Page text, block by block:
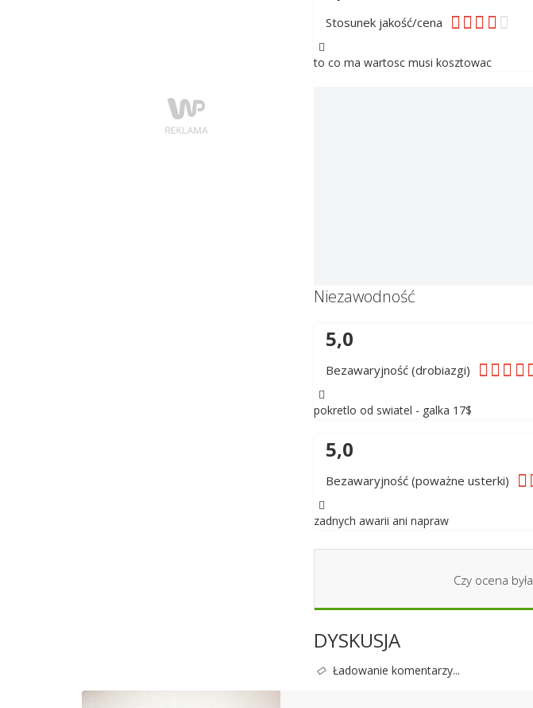
Stosunek jakość/cena
to co ma wartosc musi kosztowac
Niezawodność
5,0
Bezawaryjność (drobiazgi)
pokretlo od swiatel - galka 17$
5,0
Bezawaryjność (poważne usterki)
zadnych awarii ani napraw
Czy ocena była
DYSKUSJA
Ładowanie komentarzy...